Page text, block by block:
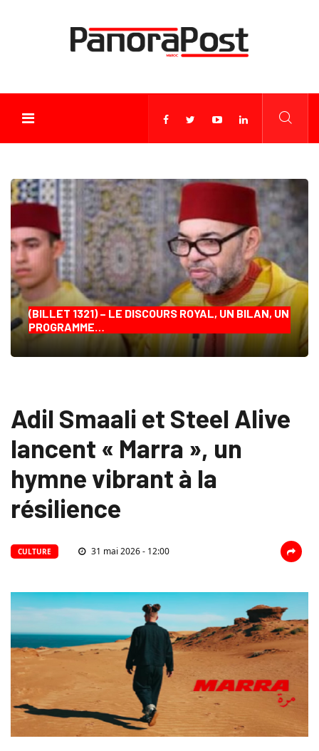
(BILLET 1321) – LE DISCOURS ROYAL, UN BILAN, UN
PROGRAMME…
Adil Smaali et Steel Alive
lancent « Marra », un
hymne vibrant à la
résilience
CULTURE 31 mai 2026 - 12:00